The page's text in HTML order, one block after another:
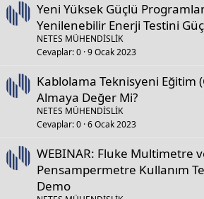
Yeni Yüksek Güçlü
Yenilenebilir Enerji Testini
NETES MÜHENDİSLİK
Cevaplar 0 9 Ocak 2023
Kablolama Teknisyeni Eğitim
Almaya Değer Mi?
NETES MÜHENDİSLİK
Cevaplar 0 6 Ocak 2023
WEBINAR: Fluke Multimetre
Pensampermetre Kullanım
Demo